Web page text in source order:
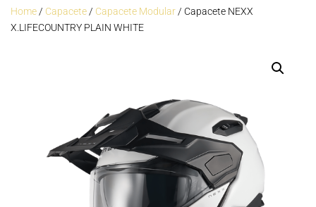
Home/ Capacete/ Capacete Modular/ Capacete NEXX
X.LIFECOUNTRY PLAIN WHITE